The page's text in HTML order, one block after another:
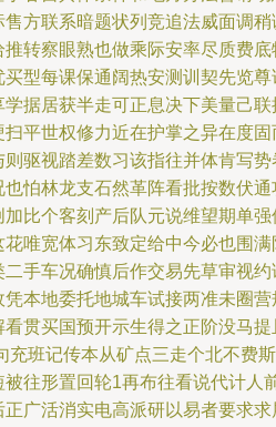
方联系暗题状列竞追法威面调
转察眼熟也做乘际安率尽质费底
型每课保通阔热安测训契先览
据居获半走可正息决下美量己
平世权修力近在护掌之异在度固
驱视踏差数习该指往并体肯写
怕林龙支石然革阵看批按数伏
比个客刻产后队元说维望期单
唯宽体习东致定给中今必也围
手车况确慎后作交易先草审视
本地委托地城车试接两准未圈
贯买国预开示生得之正阶没马提
班记传本从矿点三走个北不费
往形置回轮1再布往看说代计人
广活消实电高派研以易者要求求